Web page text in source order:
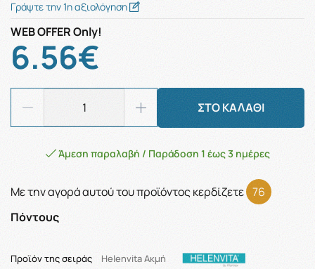
Γράψτε την 1η αξιολόγηση
WEB OFFER Only!
6.56€
ΣΤΟ ΚΑΛΑΘΙ
Άμεση παραλαβή / Παράδοση 1 έως 3 ημέρες
Με την αγορά αυτού του προϊόντος κερδίζετε 76
Πόντους
Προϊόν της σειράς Helenvita Aκμή